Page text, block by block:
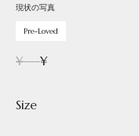
現状の写真
Pre-Loved
¥---¥
Size